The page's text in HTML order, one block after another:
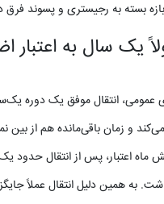
بسته به رجیستری و پسوند فرق
یک سال به اعتبار
عمومی، انتقال موفق یک دوره
می‌کند و زمان باقی‌مانده هم از بین
ماه اعتبار، پس از انتقال حدود
به همین دلیل انتقال عملاً